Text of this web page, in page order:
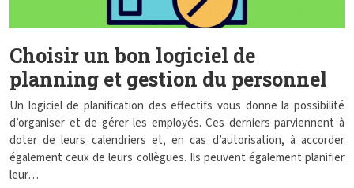
Choisir un bon logiciel de
planning et gestion du personnel
Un logiciel de planification des effectifs vous donne la possibilité
d’organiser et de gérer les employés. Ces derniers parviennent à
doter de leurs calendriers et, en cas d’autorisation, à accorder
également ceux de leurs collègues. Ils peuvent également planifier
leur…